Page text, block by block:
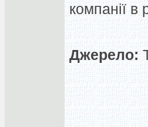
компанії в
Джерело: